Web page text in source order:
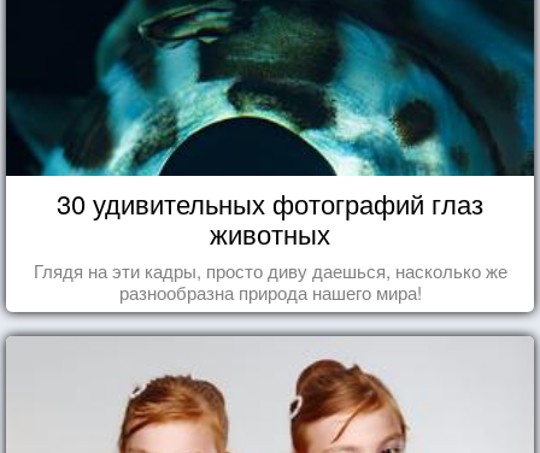
30 удивительных фотографий глаз
животных
Глядя на эти кадры, просто диву даешься, насколько же
разнообразна природа нашего мира!